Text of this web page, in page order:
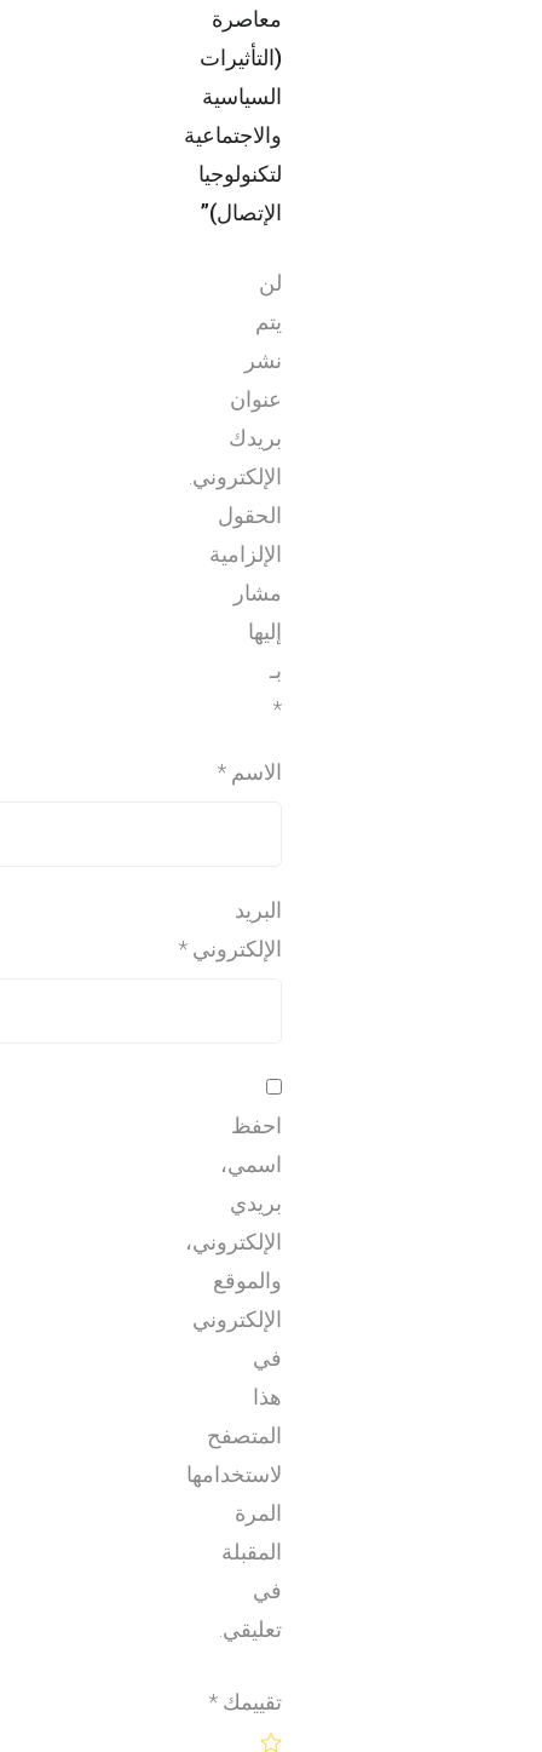
معاصرة
(التأثيرات
السياسية
والاجتماعية
لتكنولوجيا
الإتصال)”
لن
يتم
نشر
عنوان
بريدك
الإلكتروني.
الحقول
الإلزامية
مشار
إليها
بـ
*
الاسم *
البريد
الإلكتروني *
احفظ
اسمي،
بريدي
الإلكتروني،
والموقع
الإلكتروني
في
هذا
المتصفح
لاستخدامها
المرة
المقبلة
في
تعليقي.
تقييمك *